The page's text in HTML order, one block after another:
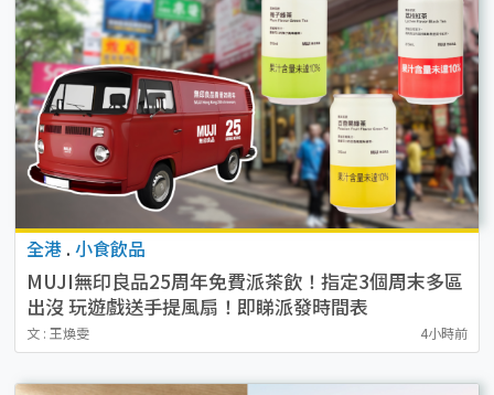
全港 . 小食飲品
MUJI無印良品25周年免費派茶飲！指定3個周末多區
出沒 玩遊戲送手提風扇！即睇派發時間表
文 : 王煥雯 4小時前